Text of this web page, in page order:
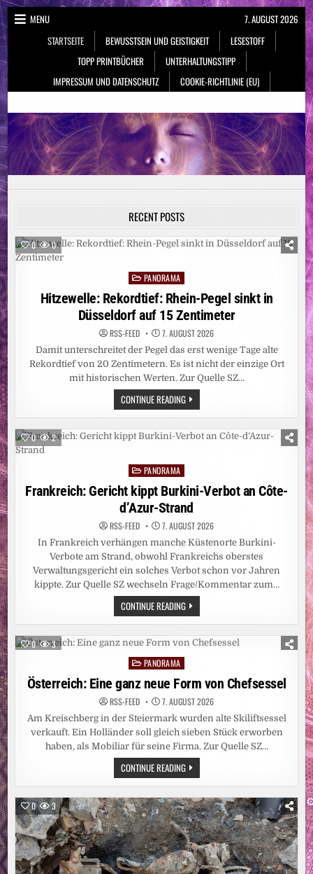
Skip
to
content
MENU
STARTSEITE
BEWUSSTSEIN UND GEISTIGKEIT
LESESTOFF
TOPP PRINTBÜCHER
UNTERHALTUNGSTIPP
IMPRESSUM UND DATENSCHUTZ
COOKIE-RICHTLINIE (EU)
7. AUGUST 2026
NeueSpiritualität.de
RECENT POSTS
0 0
PostedPANORAMA
Hitzewelle: Rekordtief: Rhein-Pegel sinkt in
Düsseldorf auf 15 Zentimeter
RSS-FEED 7. AUGUST 2026
Damit unterschreitet der Pegel das erst wenige Tage alte
Rekordtief von 20 Zentimetern. Es ist nicht der einzige Ort
mit historischen Werten. Zur Quelle SZ…
CONTINUE READINGHITZEWELLE:
REKORDTIEF:
RHEIN-
SINKT
IN
0 2
Posted
in
PANORAMA
Frankreich: Gericht kippt Burkini-Verbot an Côte-
d’Azur-Strand
RSS-FEED 7. AUGUST 2026
In Frankreich verhängen manche Küstenorte Burkini-
Verbote am Strand, obwohl Frankreichs oberstes
Verwaltungsgericht ein solches Verbot schon vor Jahren
kippte. Zur Quelle SZ wechseln Frage/Kommentar zum…
CONTINUE READINGFRANKREICH:
GERICHT
KIPPT
VERBOT
AN
STRAND
0 3
PostedPANORAMA
Österreich: Eine ganz neue Form von Chefsessel
RSS-FEED 7. AUGUST 2026
Am Kreischberg in der Steiermark wurden alte Skiliftsessel
verkauft. Ein Holländer soll gleich sieben Stück erworben
haben, als Mobiliar für seine Firma. Zur Quelle SZ…
CONTINUE READINGÖSTERREICH:
EINE
GANZ
FORM
VON
CHEFSESSEL
0 3